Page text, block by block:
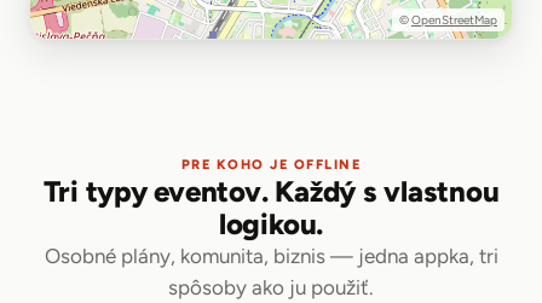
©OpenStreetMap
PRE KOHO JE OFFLINE
Tri typy eventov. Každý s vlastnou
logikou.
Osobné plány, komunita, biznis — jedna appka, tri
spôsoby ako ju použiť.